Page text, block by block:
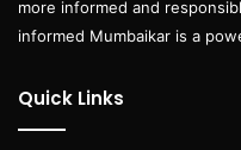
more informed and
informed Mumbaikar is a
Quick Links